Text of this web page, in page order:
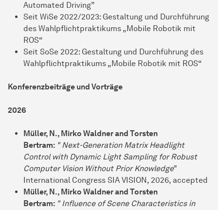
Automated Driving”
Seit WiSe 2022/2023: Gestaltung und Durchführung
des Wahlpflichtpraktikums „Mobile Robotik mit
ROS“
Seit SoSe 2022: Gestaltung und Durchführung des
Wahlpflichtpraktikums „Mobile Robotik mit ROS“
Konferenzbeiträge und Vorträge
2026
Müller, N., Mirko Waldner and Torsten
Bertram: " Next-Generation Matrix Headlight
Control with Dynamic Light Sampling for Robust
Computer Vision Without Prior Knowledge"
International Congress SIA VISION, 2026, accepted
Müller, N., Mirko Waldner and Torsten
Bertram: " Influence of Scene Characteristics in